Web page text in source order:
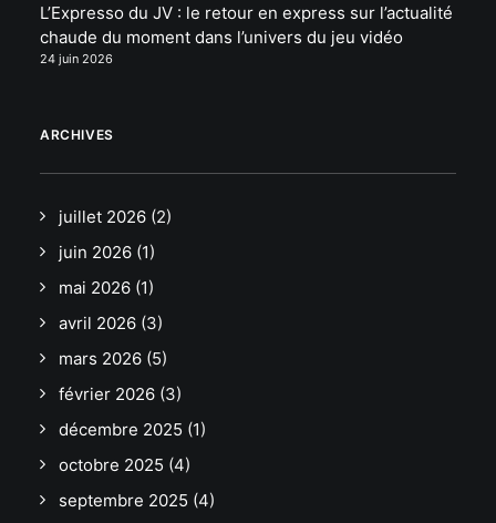
L’Expresso du JV : le retour en express sur l’actualité
chaude du moment dans l’univers du jeu vidéo
24 juin 2026
ARCHIVES
juillet 2026 (2)
juin 2026 (1)
mai 2026 (1)
avril 2026 (3)
mars 2026 (5)
février 2026 (3)
décembre 2025 (1)
octobre 2025 (4)
septembre 2025 (4)